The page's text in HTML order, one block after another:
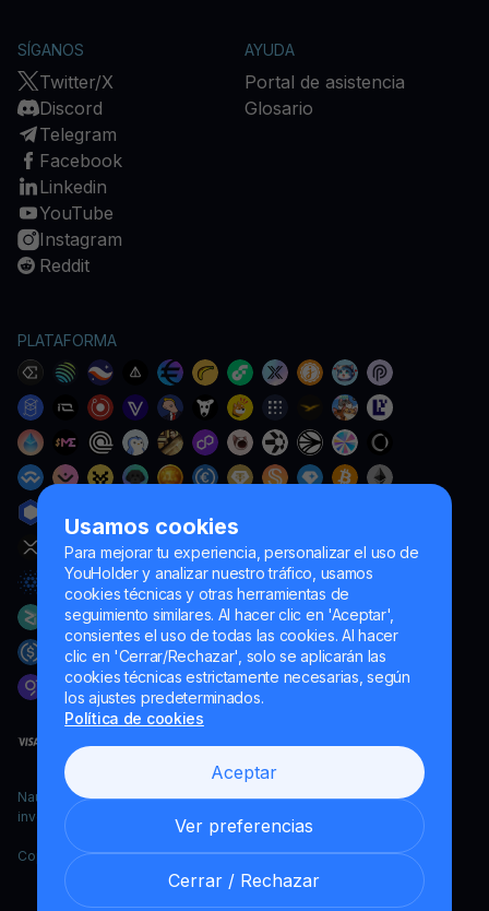
Usamos cookies
Para mejorar tu experiencia, personalizar el uso de
YouHolder y analizar nuestro tráfico, usamos
cookies técnicas y otras herramientas de
seguimiento similares. Al hacer clic en 'Aceptar',
consientes el uso de todas las cookies. Al hacer
clic en 'Cerrar/Rechazar', solo se aplicarán las
cookies técnicas estrictamente necesarias, según
los ajustes predeterminados.
Política de cookies
Aceptar
Ver preferencias
Cerrar / Rechazar
SÍGANOS
Twitter/X
Discord
Telegram
Facebook
Linkedin
YouTube
Instagram
Reddit
AYUDA
Portal de asistencia
Glosario
PLATAFORMA
Naumard LTD. – únicamente para fines de desarrollo informático,
investigación y marketing
Copyright YouHodler, 2026.